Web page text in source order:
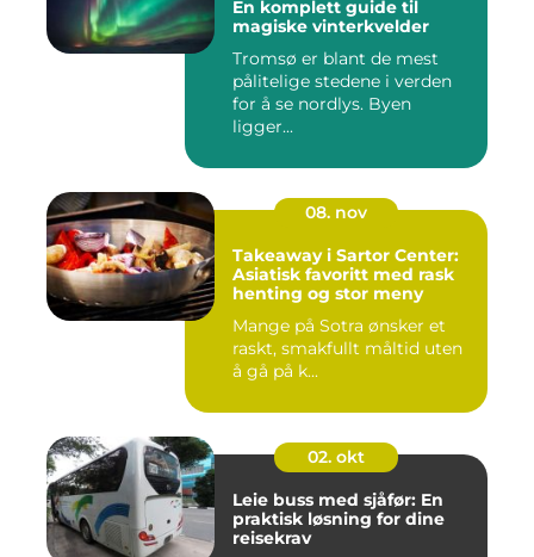
En komplett guide til
magiske vinterkvelder
Tromsø er blant de mest
pålitelige stedene i verden
for å se nordlys. Byen
ligger...
08. nov
Takeaway i Sartor Center:
Asiatisk favoritt med rask
henting og stor meny
Mange på Sotra ønsker et
raskt, smakfullt måltid uten
å gå på k...
02. okt
Leie buss med sjåfør: En
praktisk løsning for dine
reisekrav